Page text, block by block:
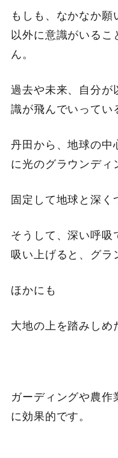
もしも、なかなか願
以外に意識がいる
ん。
過去や未来、自分
識が飛んでいってい
丹田から、地球の
に光のグラウンディ
固定して地球と深く
そうして、深い呼吸
吸い上げると、グラ
ほかにも
大地の上を踏みしめ
ガーディングや農
に効果的です。